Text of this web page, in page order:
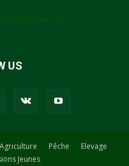
US
Agriculture Pêche
Elevage
Jeunes